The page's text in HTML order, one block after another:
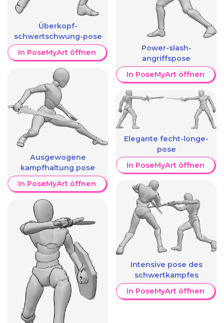
Überkopf-
schwertschwung-pose
In PoseMyArt öffnen
Ausgewogene
kampfhaltung pose
In PoseMyArt öffnen
Power-slash-
angriffspose
In PoseMyArt öffnen
Elegante fecht-longe-
pose
In PoseMyArt öffnen
Intensive pose des
schwertkampfes
In PoseMyArt öffnen